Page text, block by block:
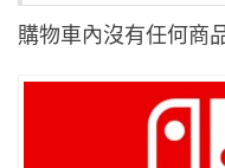
購物車內沒有任何商